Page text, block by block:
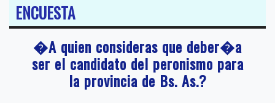
ENCUESTA
�A quien consideras que deber�a
ser el candidato del peronismo para
la provincia de Bs. As.?